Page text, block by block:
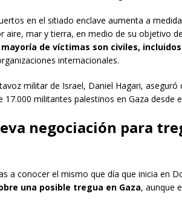
en el sitiado enclave aumenta a
aire, mar y tierra, en medio de su objetivo
de víctimas son civiles,
internacionales.
militar de Israel, Daniel Hagari,
17.000 militantes palestinos en Gaza desde
negociación para
a conocer el mismo que día que inicia en
una posible tregua en Gaza, aunque